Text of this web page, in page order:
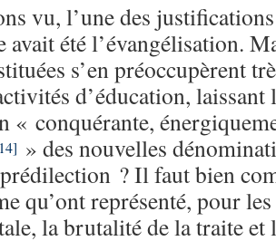
vu, l’une des
avait été l’évangélisation.
s’en préoccupèrent
d’éducation,
« conquérante,
» des nouvelles
? Il faut bien
qu’ont représenté, pour
la brutalité de la traite